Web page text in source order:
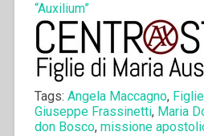
“Auxilium”
Tags: Angela Maccagno,
Giuseppe Frassinetti, Maria
don Bosco, missione